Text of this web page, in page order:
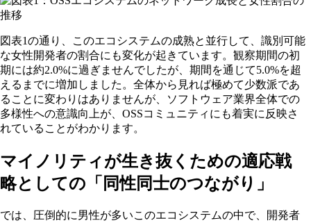
図表1の通り、このエコシステムの成熟と並行して、識別可能
な女性開発者の割合にも変化が起きています。観察期間の初
期には約2.0%に過ぎませんでしたが、期間を通じて5.0%を超
えるまでに増加しました。全体から見れば極めて少数派であ
ることに変わりはありませんが、ソフトウェア業界全体での
多様性への意識向上が、OSSコミュニティにも着実に反映さ
れていることがわかります。
マイノリティが生き抜くための適応戦
略としての「同性同士のつながり」
では、圧倒的に男性が多いこのエコシステムの中で、開発者